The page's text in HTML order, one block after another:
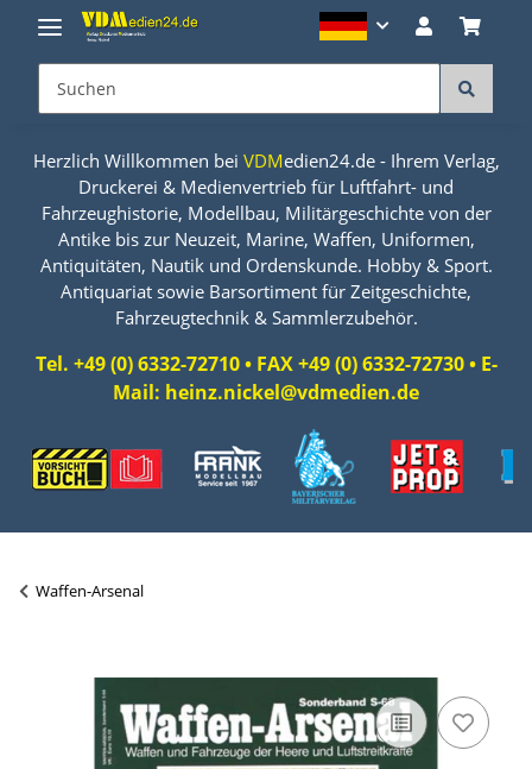
Herzlich Willkommen bei VDMedien24.de - Ihrem Verlag,
Druckerei & Medienvertrieb für Luftfahrt- und
Fahrzeughistorie, Modellbau, Militärgeschichte von der
Antike bis zur Neuzeit, Marine, Waffen, Uniformen,
Antiquitäten, Nautik und Ordenskunde. Hobby & Sport.
Antiquariat sowie Barsortiment für Zeitgeschichte,
Fahrzeugtechnik & Sammlerzubehör.
Tel. +49 (0) 6332-72710 • FAX +49 (0) 6332-72730 • E-
Mail: heinz.nickel@vdmedien.de
Waffen-Arsenal